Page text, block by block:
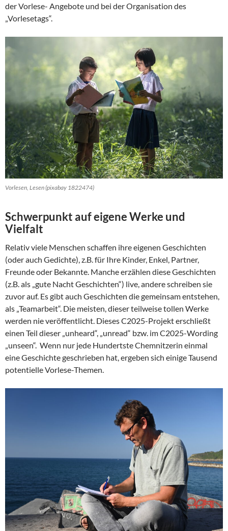
der Vorlese- Angebote und bei der Organisation des
„Vorlesetags“.
Vorlesen, Lesen (pixabay 1822474)
Schwerpunkt auf eigene Werke und
Vielfalt
Relativ viele Menschen schaffen ihre eigenen Geschichten
(oder auch Gedichte), z.B. für Ihre Kinder, Enkel, Partner,
Freunde oder Bekannte. Manche erzählen diese Geschichten
(z.B. als „gute Nacht Geschichten“) live, andere schreiben sie
zuvor auf. Es gibt auch Geschichten die gemeinsam entstehen,
als „Teamarbeit“. Die meisten, dieser teilweise tollen Werke
werden nie veröffentlicht. Dieses C2025-Projekt erschließt
einen Teil dieser „unheard“, „unread“ bzw. im C2025-Wording
„unseen“. Wenn nur jede Hundertste Chemnitzerin einmal
eine Geschichte geschrieben hat, ergeben sich einige Tausend
potentielle Vorlese-Themen.